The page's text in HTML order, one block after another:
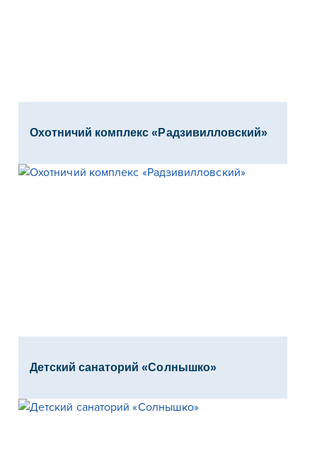
Охотничий комплекс «Радзивилловский»
Детский санаторий «Солнышко»